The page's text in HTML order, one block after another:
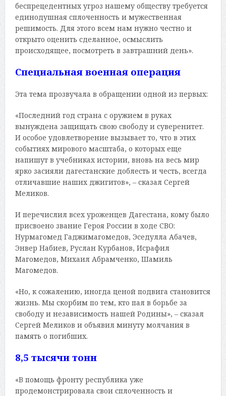
беспрецедентных угроз нашему обществу требуется
единодушная сплоченность и мужественная
решимость. Для этого всем нам нужно честно и
открыто оценить сделанное, осмыслить
происходящее, посмотреть в завтрашний день».
Специальная военная операция
Эта тема прозвучала в обращении одной из первых:
«Последний год страна с оружием в руках
вынуждена защищать свою свободу и суверенитет.
И особое удовлетворение вызывает то, что в этих
событиях мирового масштаба, о которых еще
напишут в учебниках истории, вновь на весь мир
ярко засияли дагестанские доблесть и честь, всегда
отличавшие наших джигитов», – сказал Сергей
Меликов.
И перечислил всех уроженцев Дагестана, кому было
присвоено звание Героя России в ходе СВО:
Нурмагомед Гаджимагомедов, Эседулла Абачев,
Энвер Набиев, Руслан Курбанов, Исрафил
Магомедов, Михаил Абрамченко, Шамиль
Магомедов.
«Но, к сожалению, иногда ценой подвига становится
жизнь. Мы скорбим по тем, кто пал в борьбе за
свободу и независимость нашей Родины», – сказал
Сергей Меликов и объявил минуту молчания в
память о погибших.
8,5 тысячи тонн
«В помощь фронту республика уже
продемонстрировала свои сплоченность и